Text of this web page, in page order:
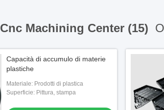
Cnc Machining Center (15)
Capacità di accumulo di materie
plastiche
Materiale: Prodotti di plastica
Superficie: Pittura, stampa